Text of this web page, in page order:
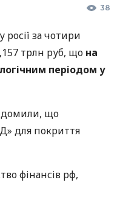
38
за чотири
трлн руб, що на
періодом у
що
для покриття
фінансів рф,